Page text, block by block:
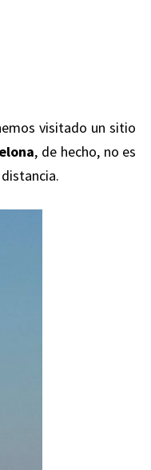
visitado un sitio
, de hecho, no es